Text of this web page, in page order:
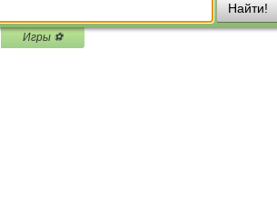
Найти!
Игры ⚽